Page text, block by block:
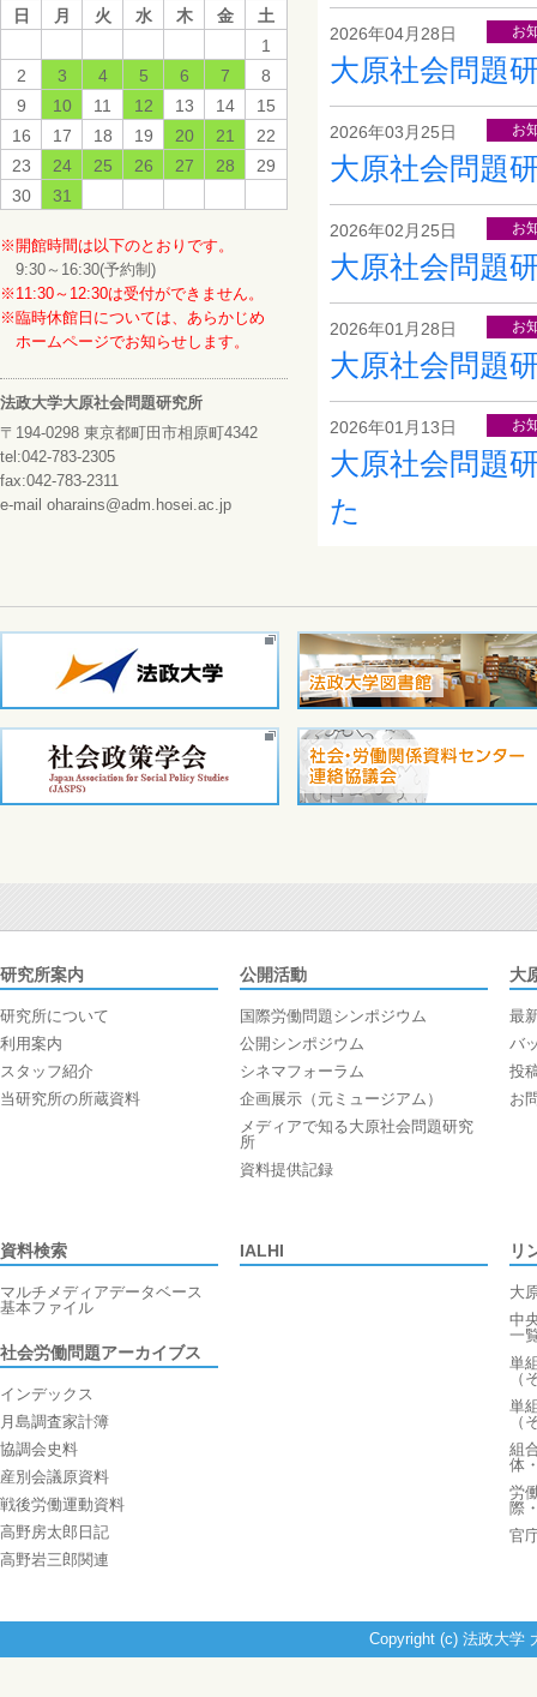
日
月 火 水 木 金
土
1
2
3 4 5 6 7
8
9
10 11 12 13 14
15
16
17 18 19 20 21
22
23
24 25 26 27 28
29
30
31
※開館時間は以下のとおりです。
9:30～16:30(予約制)
※11:30～12:30は受付ができません。
※臨時休館日については、あらかじめ
ホームページでお知らせします。
法政大学大原社会問題研究所
〒194-0298 東京都町田市相原町4342
tel:042-783-2305
fax:042-783-2311
e-mail oharains@adm.hosei.ac.jp
2026年04月28日 お
大原社会問題
2026年03月25日 お
大原社会問題
2026年02月25日 お
大原社会問題
2026年01月28日 お
大原社会問題
2026年01月13日 お
大原社会問題
た
研究所案内
研究所について
利用案内
スタッフ紹介
当研究所の所蔵資料
公開活動
国際労働問題シンポジウム
公開シンポジウム
シネマフォーラム
企画展示（元ミュージアム）
メディアで知る大原社会問題研究
所
資料提供記録
大
最
バ
投
お
資料検索
マルチメディアデータベース
基本ファイル
社会労働問題アーカイブス
インデックス
月島調査家計簿
協調会史料
産別会議原資料
戦後労働運動資料
高野房太郎日記
高野岩三郎関連
IALHI リ
大
中
一
単
（
単
（
組
体
労
際
官
Copyright (c) 法政大学